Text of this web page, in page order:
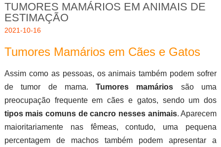
TUMORES MAMÁRIOS EM ANIMAIS DE
ESTIMAÇÃO
2021-10-16
Tumores Mamários em Cães e Gatos
Assim como as pessoas, os animais também podem sofrer
de tumor de mama.Tumores mamários são uma
preocupação frequente em cães e gatos, sendo um dos
tipos mais comuns de cancro nesses animais. Aparecem
maioritariamente nas fêmeas, contudo, uma pequena
percentagem de machos também podem apresentar a